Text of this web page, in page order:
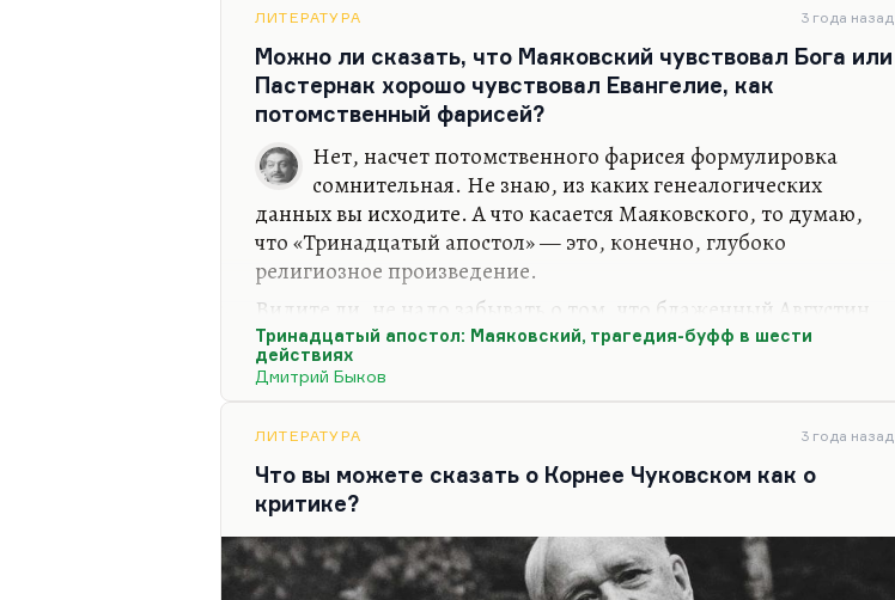
причина развития репортажей, фэнтези. Жанров не самых
умных, но довольно увлекательных. Кстати говоря, вся жизнь
Шкловского была выдержана в том же жанре. Начав с очень
радикальных,…
ЛИТЕРАТУРА 3 года назад
Можно ли сказать, что Маяковский чувствовал Бога или
Пастернак хорошо чувствовал Евангелие, как
потомственный фарисей?
Нет, насчет потомственного фарисея формулировка
сомнительная. Не знаю, из каких генеалогических
данных вы исходите. А что касается Маяковского, то думаю,
что «Тринадцатый апостол» — это, конечно, глубоко
религиозное произведение.
Видите ли, не надо забывать о том, что блаженный Августин
тоже ведь неслучайно сделал 13 книг в своей «Исповеди». Для
него апостолы — это очень важные фигуры. Прежде всего,
конечно, апостол Павел. Апостольские пути, апостольское
учение, Петр в огромной степени — для него это, конечно,
Но он почему-то сделал 13 книг, и 13-я посвящена феномену
человека. Вот первые 12 — это разные аспекты пути к вере,
понимания своего «я»,…
Тринадцатый апостол: Маяковский, трагедия-буфф в шести
действиях
Дмитрий Быков
ЛИТЕРАТУРА 3 года назад
Что вы можете сказать о Корнее Чуковском как о
критике?